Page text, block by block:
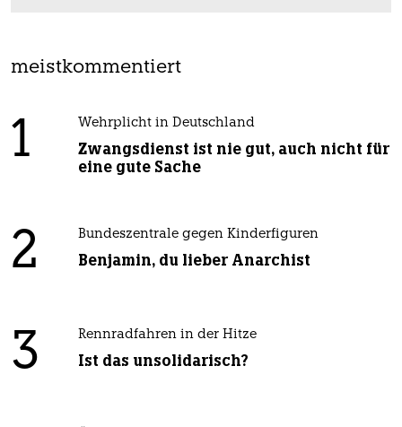
meistkommentiert
1 Wehrplicht in Deutschland
Zwangsdienst ist nie gut, auch nicht für
eine gute Sache
2 Bundeszentrale gegen Kinderfiguren
Benjamin, du lieber Anarchist
3 Rennradfahren in der Hitze
Ist das unsolidarisch?